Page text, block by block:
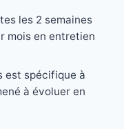
les 2 semaines
mois en entretien
est spécifique à
à évoluer en